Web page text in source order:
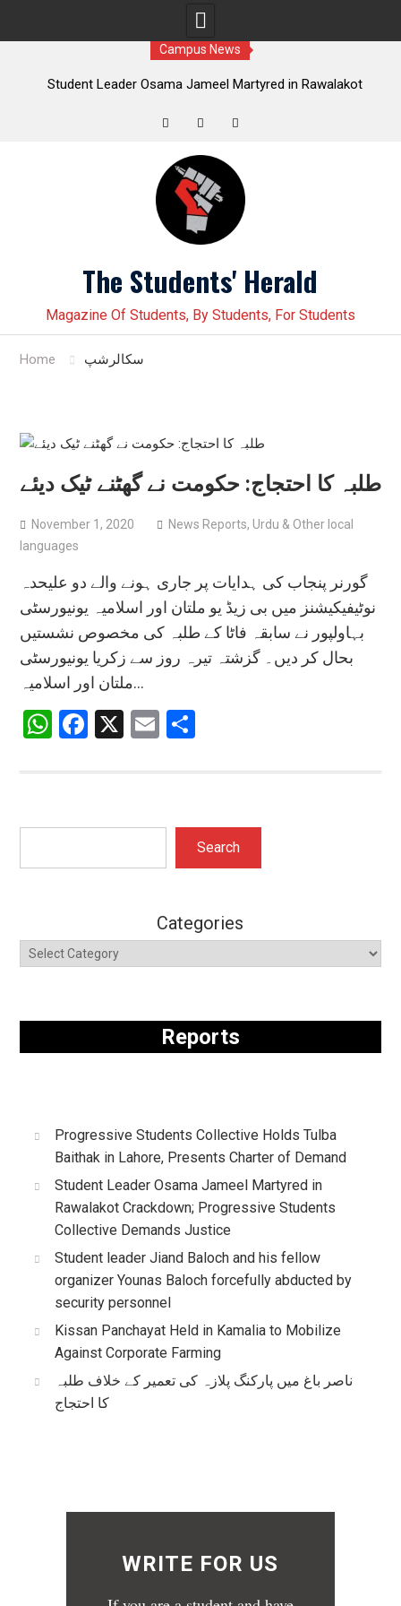
Campus News
Leader Osama Jameel Martyred in Rawalakot
Student
The Students' Herald
Magazine Of Students, By Students, For Students
Home سکالرشپ
طلبہ کا احتجاج: حکومت نے گھٹنے ٹیک دیئے
November 1, 2020 News Reports, Urdu & Other local
languages
گورنر پنجاب کی ہدایات پر جاری ہونے والے دو علیحدہ
نوٹیفیکیشنز میں بی زیڈ یو ملتان اور اسلامیہ یونیورسٹی
بہاولپور نے سابقہ فاٹا کے طلبہ کی مخصوص نشستیں
بحال کر دیں۔ گزشتہ تیرہ روز سے زکریا یونیورسٹی
ملتان اور اسلامیہ…
WhatsApp
Facebook
X EmailShare
Search
Categories
Reports
Progressive Students Collective Holds Tulba
Baithak in Lahore, Presents Charter of Demand
Student Leader Osama Jameel Martyred in
Rawalakot Crackdown; Progressive Students
Collective Demands Justice
Student leader Jiand Baloch and his fellow
organizer Younas Baloch forcefully abducted by
security personnel
Kissan Panchayat Held in Kamalia to Mobilize
Against Corporate Farming
ناصر باغ میں پارکنگ پلازہ کی تعمیر کے خلاف طلبہ
کا احتجاج
WRITE FOR US